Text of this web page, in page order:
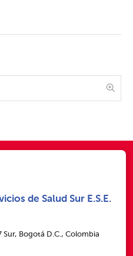
de Salud Sur E.S.E.
Sur, Bogotá D.C., Colombia